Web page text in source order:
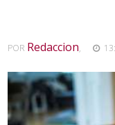
POR Redaccion,